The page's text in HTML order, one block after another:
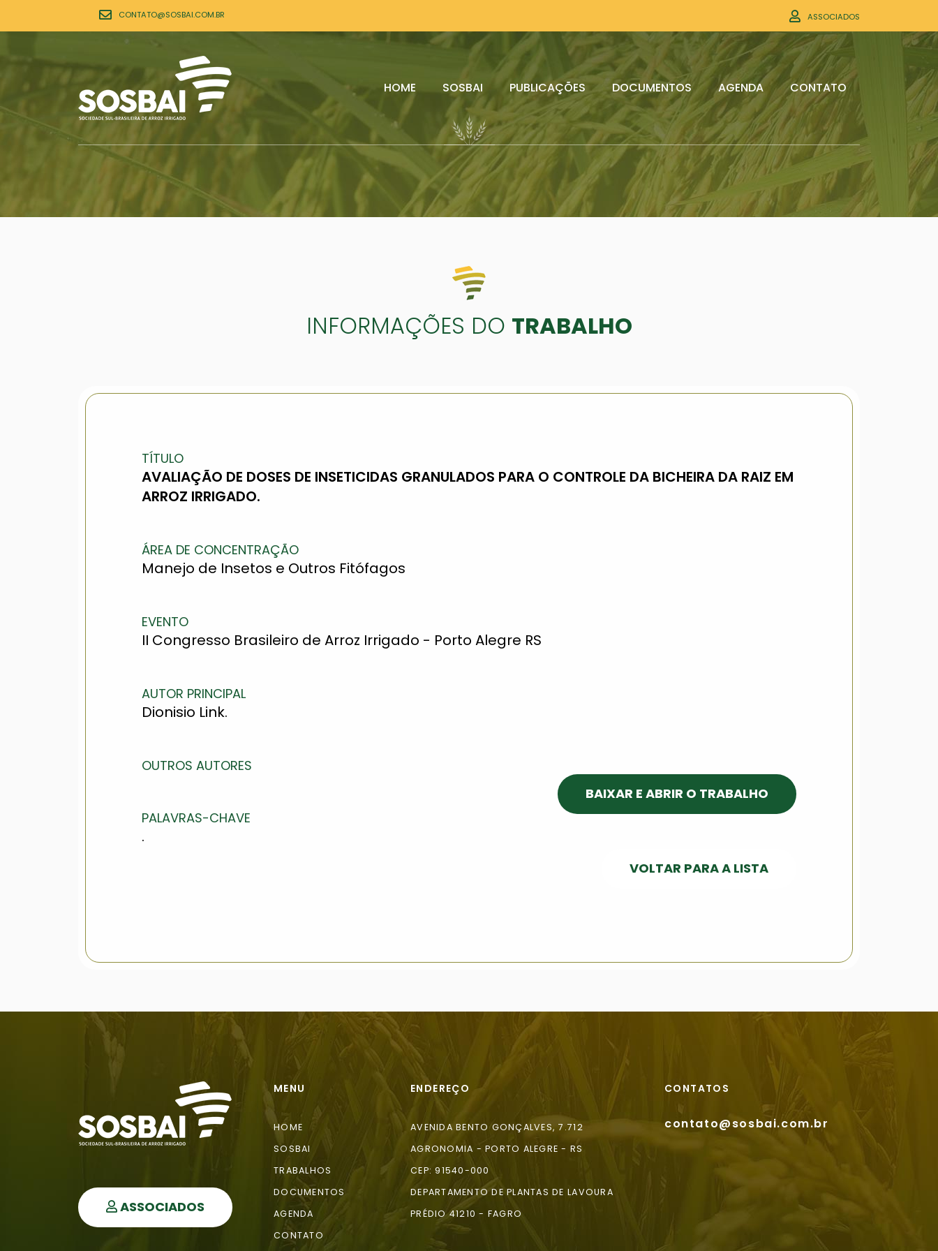
CONTATO@SOSBAI.COM.BR ASSOCIADOS
HOME SOSBAI PUBLICAÇÕES DOCUMENTOS AGENDA CONTATO
INFORMAÇÕES DO TRABALHO
TÍTULO
AVALIAÇÃO DE DOSES DE INSETICIDAS GRANULADOS PARA O CONTROLE DA BICHEIRA DA RAIZ EM
ARROZ IRRIGADO.
ÁREA DE CONCENTRAÇÃO
Manejo de Insetos e Outros Fitófagos
EVENTO
II Congresso Brasileiro de Arroz Irrigado - Porto Alegre RS
AUTOR PRINCIPAL
Dionisio Link.
OUTROS AUTORES
PALAVRAS-CHAVE
.
BAIXAR E ABRIR O TRABALHO
VOLTAR PARA A LISTA
ASSOCIADOS
MENU
HOME
SOSBAI
TRABALHOS
DOCUMENTOS
AGENDA
CONTATO
ENDEREÇO
AVENIDA BENTO GONÇALVES, 7.712
AGRONOMIA - PORTO ALEGRE - RS
CEP: 91540-000
DEPARTAMENTO DE PLANTAS DE LAVOURA
PRÉDIO 41210 - FAGRO
CONTATOS
contato@sosbai.com.br